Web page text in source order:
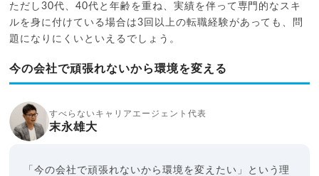
ただし30代、40代と年齢を重ね、実績を伴って専門的なスキ
ルを身に付けている場合は3回以上の転職経験があっても、問
題になりにくいといえるでしょう。
今の会社で頑張れないから環境を変える
すべらないキャリアエージェント代表
末永雄大
「今の会社で頑張れないから環境を変えたい」という理